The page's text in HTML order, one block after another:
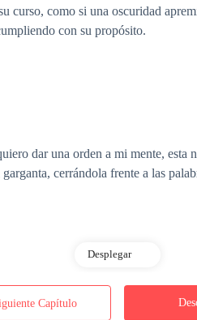
curso, como si una oscuridad
con su propósito.
dar una orden a mi mente, esta
cerrándola frente a las
Me escondo en faenas y
Desplegar
Capítulo